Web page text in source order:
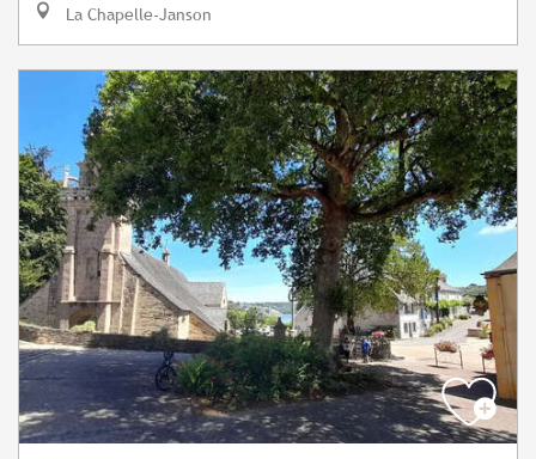
La Chapelle-Janson